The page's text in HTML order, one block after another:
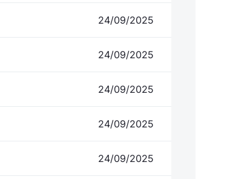
24/09/2025
24/09/2025
24/09/2025
24/09/2025
24/09/2025